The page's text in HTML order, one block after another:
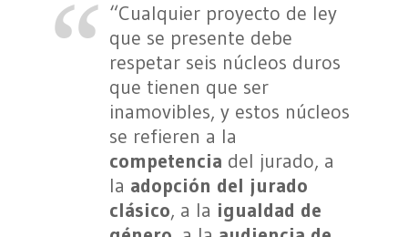
“Cualquier proyecto de ley
que se presente debe
respetar seis núcleos duros
que tienen que ser
inamovibles, y estos núcleos
se refieren a la
competencia del jurado, a
la adopción del jurado
clásico, a la igualdad de